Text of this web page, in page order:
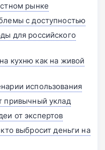
рынке
с доступностью
для российского
кухню как на живой
использования
привычный уклад
от экспертов
выбросит деньги на